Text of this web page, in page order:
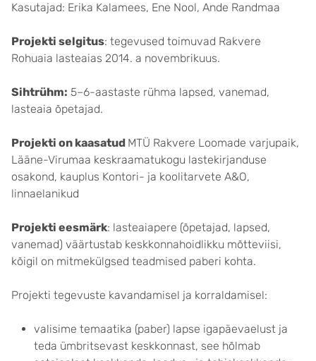
Kasutajad: Erika Kalamees, Ene Nool, Ande Randmaa
Projekti selgitus: tegevused toimuvad Rakvere
Rohuaia lasteaias 2014. a novembrikuus.
Sihtrühm: 5–6-aastaste rühma lapsed, vanemad,
lasteaia õpetajad.
Projekti on kaasatud MTÜ Rakvere Loomade varjupaik,
Lääne-Virumaa keskraamatukogu lastekirjanduse
osakond, kauplus Kontori- ja koolitarvete A&O,
linnaelanikud
Projekti eesmärk: lasteaiapere (õpetajad, lapsed,
vanemad) väärtustab keskkonnahoidlikku mõtteviisi,
kõigil on mitmekülgsed teadmised paberi kohta.
Projekti tegevuste kavandamisel ja korraldamisel:
valisime temaatika (paber) lapse igapäevaelust ja
teda ümbritsevast keskkonnast, see hõlmab